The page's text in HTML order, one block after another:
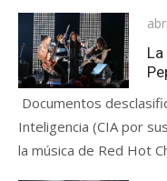
el
Documentos
Inteligencia (CIA por
la música de Red Hot